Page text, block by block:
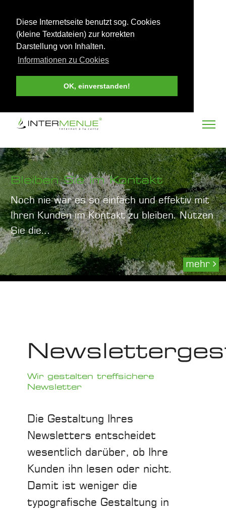
Diese Internetseite benutzt sog. Cookies
(kleine Textdateien) zur korrekten
Darstellung von Inhalten.
Informationen zu Cookies
OK, einverstanden!
Bleiben Sie im Kontakt
Noch nie war es so einfach und effektiv mit
Ihren Kunden im Kontakt zu bleiben. Nützen
Sie die...
mehr
Wir gestalten treffsichere
Newsletter
Die Gestaltung Ihres
Newsletters entscheidet
wesentlich darüber, ob Ihre
Kunden ihn lesen oder nicht.
Damit ist weniger die
typografische Gestaltung in